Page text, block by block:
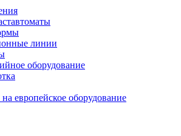
линии
оборудование
на европейское оборудование